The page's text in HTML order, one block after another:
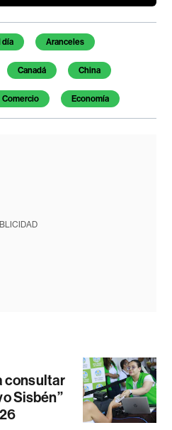
día Aranceles
Canadá China
Comercio Economía
consultar
Sisbén”